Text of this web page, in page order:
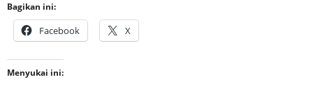
Bagikan ini:
Facebook X
Menyukai ini: